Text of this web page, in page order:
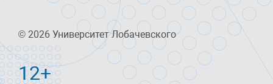
© 2026 Университет Лобачевского
12+